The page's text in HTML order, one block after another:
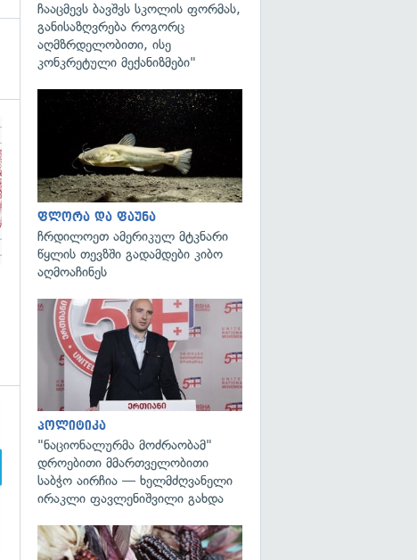
ჩააცმევს ბავშვს სკოლის ფორმას,
განისაზღვრება როგორც
აღმზრდელობითი, ისე
კონკრეტული მექანიზმები"
ფლორა და ფაუნა
ჩრდილოეთ ამერიკულ მტკნარი
წყლის თევზში გადამდები კიბო
აღმოაჩინეს
პოლიტიკა
"ნაციონალურმა მოძრაობამ"
დროებითი მმართველობითი
საბჭო აირჩია — ხელმძღვანელი
ირაკლი ფავლენიშვილი გახდა